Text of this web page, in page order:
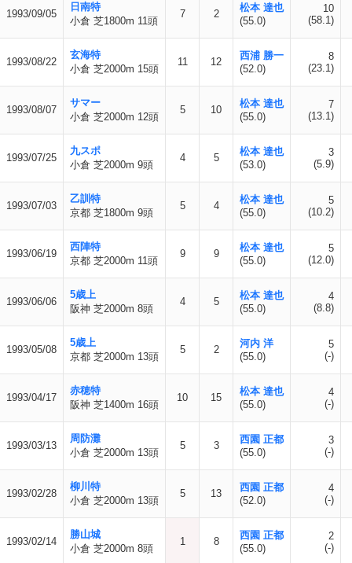
1993/09/05
日南特
小倉 芝1800m 11頭
7 2
松本 達也
(55.0)
10
(58.1)
1993/08/22
玄海特
小倉 芝2000m 15頭
11 12
西浦 勝一
(52.0)
8
(23.1)
1993/08/07
サマー
小倉 芝2000m 12頭
5 10
松本 達也
(55.0)
7
(13.1)
1993/07/25
九スポ
小倉 芝2000m 9頭
4 5
松本 達也
(53.0)
3
(5.9)
1993/07/03
乙訓特
京都 芝1800m 9頭
5 4
松本 達也
(55.0)
5
(10.2)
1993/06/19
西陣特
京都 芝2000m 11頭
9 9
松本 達也
(55.0)
5
(12.0)
1993/06/06
5歳上
阪神 芝2000m 8頭
4 5
松本 達也
(55.0)
4
(8.8)
1993/05/08
5歳上
京都 芝2000m 13頭
5 2
河内 洋
(55.0)
5
(-)
1993/04/17
赤穂特
阪神 芝1400m 16頭
10 15
松本 達也
(55.0)
4
(-)
1993/03/13
周防灘
小倉 芝2000m 13頭
5 3
西園 正都
(55.0)
3
(-)
1993/02/28
柳川特
小倉 芝2000m 13頭
5 13
西園 正都
(52.0)
4
(-)
1993/02/14
勝山城
小倉 芝2000m 8頭
1 8
西園 正都
(55.0)
2
(-)